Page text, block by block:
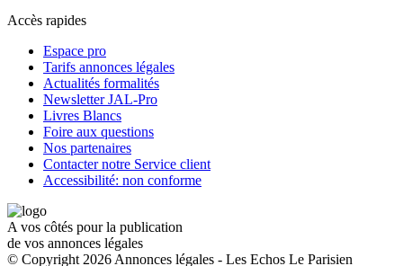
Accès rapides
Espace pro
Tarifs annonces légales
Actualités formalités
Newsletter JAL-Pro
Livres Blancs
Foire aux questions
Nos partenaires
Contacter notre Service client
Accessibilité: non conforme
A vos côtés pour la publication
de vos annonces légales
© Copyright 2026 Annonces légales - Les Echos Le Parisien